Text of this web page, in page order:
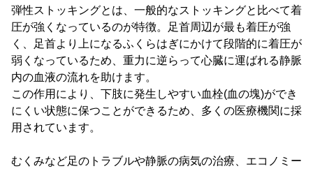
弾性ストッキングとは、一般的なストッキングと比べて着
圧が強くなっているのが特徴。足首周辺が最も着圧が強
く、足首より上になるふくらはぎにかけて段階的に着圧が
弱くなっているため、重力に逆らって心臓に運ばれる静脈
内の血液の流れを助けます。
この作用により、下肢に発生しやすい血栓(血の塊)ができ
にくい状態に保つことができるため、多くの医療機関に採
用されています。
むくみなど足のトラブルや静脈の病気の治療、エコノミー